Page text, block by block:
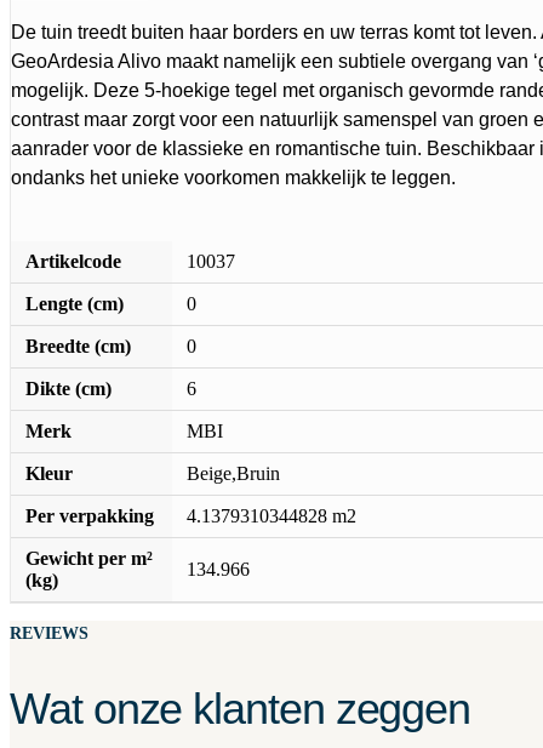
De tuin treedt buiten haar borders en uw terras komt tot
GeoArdesia Alivo maakt namelijk een subtiele overgang van
mogelijk. Deze 5-hoekige tegel met organisch gevormde
contrast maar zorgt voor een natuurlijk samenspel van groen
aanrader voor de klassieke en romantische tuin.
ondanks het unieke voorkomen makkelijk te leggen.
Artikelcode 10037
Lengte (cm) 0
Breedte (cm) 0
Dikte (cm) 6
Merk MBI
Kleur Beige,Bruin
Per verpakking 4.1379310344828 m2
Gewicht per m²
(kg)
134.966
REVIEWS
Wat onze klanten zeggen